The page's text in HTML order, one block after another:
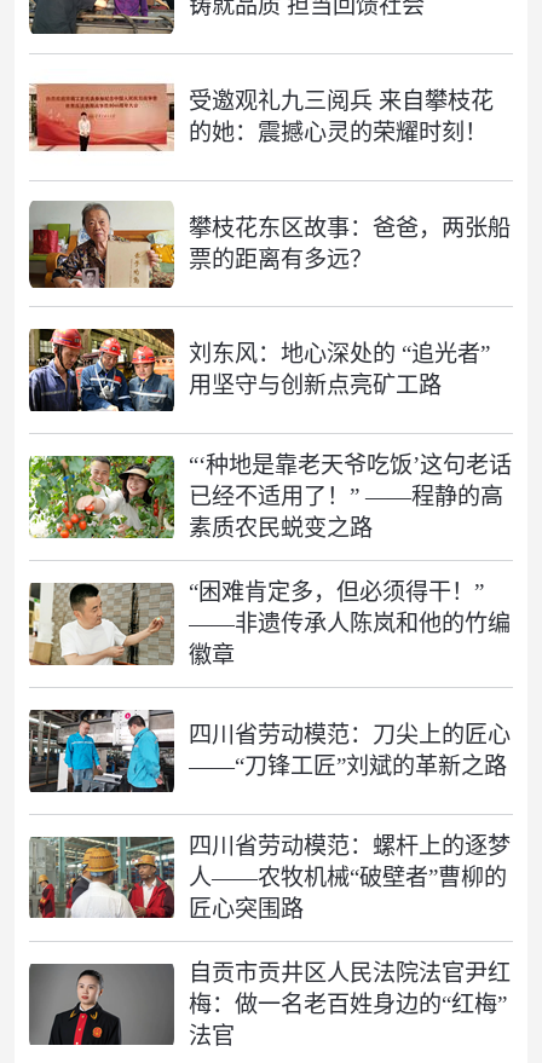
铸就品质 担当回馈社会
受邀观礼九三阅兵 来自攀枝花
的她：震撼心灵的荣耀时刻！
攀枝花东区故事：爸爸，两张船
票的距离有多远？
刘东风：地心深处的 “追光者”
用坚守与创新点亮矿工路
“‘种地是靠老天爷吃饭’这句老话
已经不适用了！” ——程静的高
素质农民蜕变之路
“困难肯定多，但必须得干！”
——非遗传承人陈岚和他的竹编
徽章
四川省劳动模范：刀尖上的匠心
——“刀锋工匠”刘斌的革新之路
四川省劳动模范：螺杆上的逐梦
人——农牧机械“破壁者”曹柳的
匠心突围路
自贡市贡井区人民法院法官尹红
梅：做一名老百姓身边的“红梅”
法官